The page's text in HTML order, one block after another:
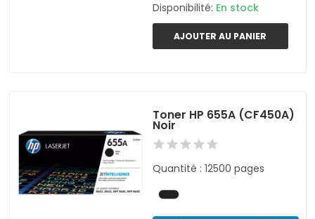
Disponibilité: En stock
AJOUTER AU PANIER
Toner HP 655A (CF450A)
Noir
Quantité : 12500 pages